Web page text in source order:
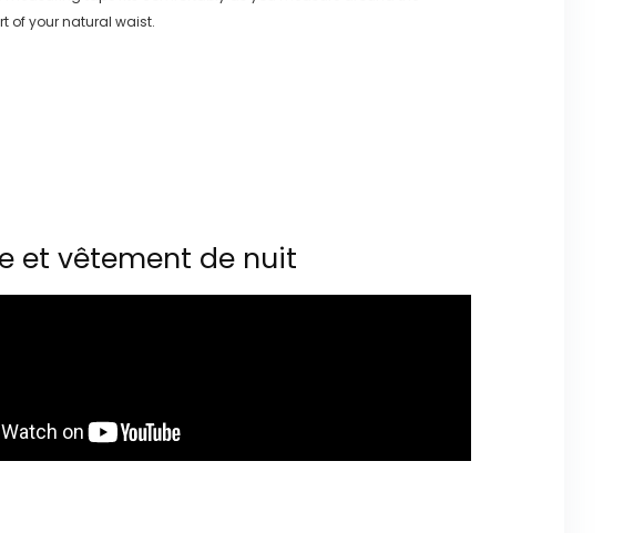
of your natural waist.
et vêtement de nuit